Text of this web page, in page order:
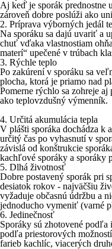
Aj keď je sporák prednostne
zároveň dobre poslúži ako
2. Príprava výborných jedál
Na sporáku sa dajú uvariť a
chuť vďaka vlastnostiam
materí“ upečené v trúbach
3. Rýchle teplo
Po zakúrení v sporáku sa
plocha, ktorá je priamo nad
Pomerne rýchlo sa zohreje
ako teplovzdušný výmenník.
4. Určitá akumulácia tepla
V plášti sporáka dochádza k
určitý čas po vyhasnutí v
závislá od konštrukcie
kachľové sporáky a sporáky
5. Dlhá životnosť
Dobre postavený sporák pri
desiatok rokov - najväčšiu
vyžaduje občasnú údržbu a
jednoducho vymeniť (varné
6. Jedinečnosť
Sporáky sú zhotovené
podľa priestorových
farieb kachlíc, viacerých